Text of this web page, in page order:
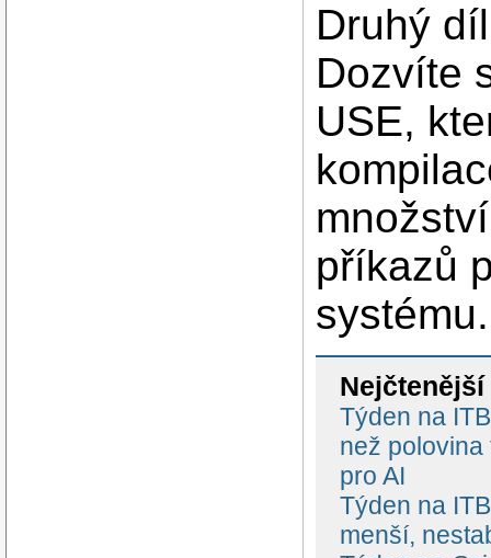
Druhý
Dozvíte
USE,
příkazů
systému.
Týden na
než
pro AI
Týden na
menší,